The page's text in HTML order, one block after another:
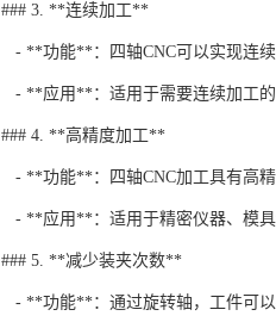
### 3. **连续加工**
- **功能**：四轴CNC可以实现连
- **应用**：适用于需要连续加工的
### 4. **高精度加工**
- **功能**：四轴CNC加工具有高精
- **应用**：适用于精密仪器、模具
### 5. **减少装夹次数**
- **功能**：通过旋转轴，工件可